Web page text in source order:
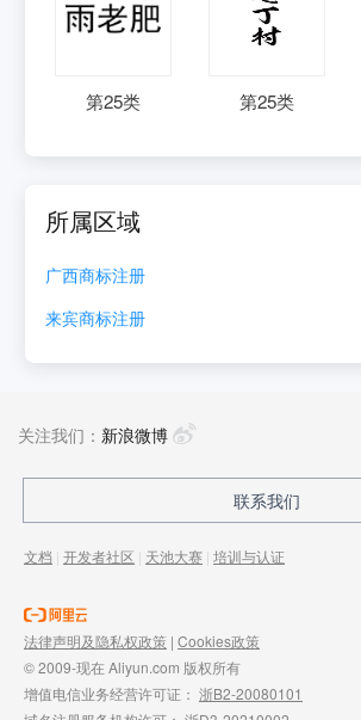
第25类 第25类
所属区域
广西商标注册
来宾商标注册